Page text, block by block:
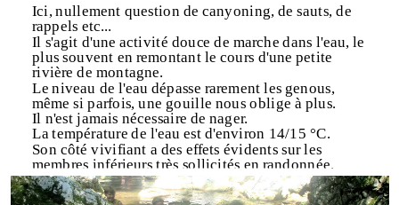
Ici, nullement question de canyoning, de sauts, de
rappels etc...
Il s'agit d'une activité douce de marche dans l'eau, le
plus souvent en remontant le cours d'une petite
rivière de montagne.
Le niveau de l'eau dépasse rarement les genous,
même si parfois, une gouille nous oblige à plus.
Il n'est jamais nécessaire de nager.
La température de l'eau est d'environ 14/15 °C.
Son côté vivifiant a des effets évidents sur les
membres inférieurs très sollicités en randonnée.